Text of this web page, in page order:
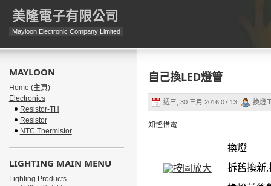
美隆電子有限公司
Mayloon Electronic Company Limited
自己換LED燈管
週三, 30 三月 2016 07:13 換燈
知慳惜電
換燈
拆舊換新,
MAYLOON
Home (主頁)
Electronics
Resistor-TH
Resistor
NTC Thermistor
LIGHTING MAIN MENU
Lighting Products